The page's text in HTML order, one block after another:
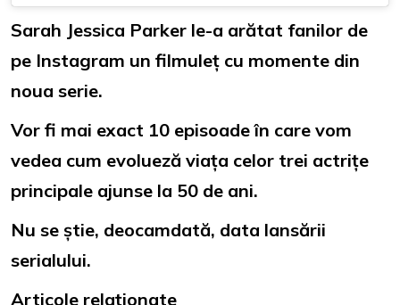
Sarah Jessica Parker le-a arătat fanilor de
pe Instagram un filmuleț cu momente din
noua serie.
Vor fi mai exact 10 episoade în care vom
vedea cum evolueză viața celor trei actrițe
principale ajunse la 50 de ani.
Nu se știe, deocamdată, data lansării
serialului.
Articole relaționate